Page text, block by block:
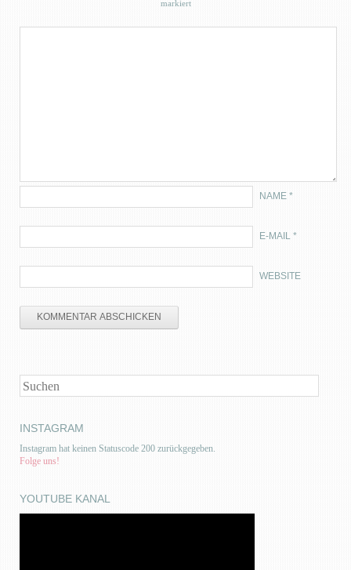
markiert
NAME *
E-MAIL *
WEBSITE
SUCHEN
INSTAGRAM
Instagram hat keinen Statuscode 200 zurückgegeben.
Folge uns!
YOUTUBE KANAL